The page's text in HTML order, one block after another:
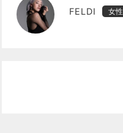
FELDI 女性